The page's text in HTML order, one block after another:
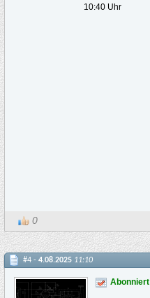
10:40 Uhr
0
#4 - 4.08.2025 11:10
Abonniert